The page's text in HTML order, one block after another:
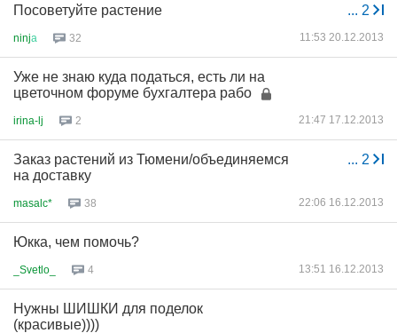
... 2
Посоветуйте растение
ninjа 32 11:53 20.12.2013
Уже не знаю куда податься, есть ли на
цветочном форуме бухгалтера рабо
irina-lj 2 21:47 17.12.2013
... 2
Заказ растений из Тюмени/объединяемся
на доставку
masalc* 38 22:06 16.12.2013
Юкка, чем помочь?
_Svetlo_ 4 13:51 16.12.2013
Нужны ШИШКИ для поделок
(красивые))))